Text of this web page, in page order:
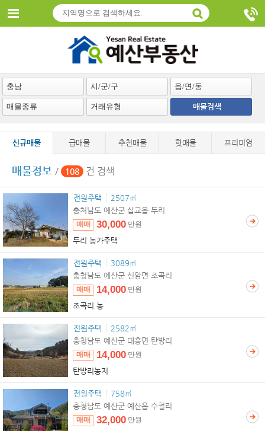
매물검색
신규매물 급매물 추천매물 핫매물 프리미엄
매물정보 / 108 건 검색
전원주택 2507㎡
두리 농가주택
매매 30,000 만원
충처남도 예산군 삽교읍 두리
전원주택 3089㎡
조곡리 농
매매 14,000 만원
충청남도 예산군 신암면 조곡리
전원주택 2582㎡
탄방리농지
매매 14,000 만원
충청남도 예산군 대흥면 탄방리
전원주택 758㎡
매매 32,000 만원
충청남도 예산군 예산읍 수철리